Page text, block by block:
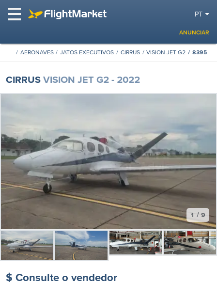
PT
ANUNCIAR
AERONAVES JATOS EXECUTIVOS CIRRUS VISION JET G2 8395
CIRRUS VISION JET G2 - 2022
1 / 9
$ Consulte o vendedor